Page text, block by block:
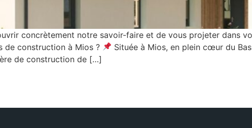
concrètement notre savoir-faire et de vous projeter dans
de construction à Mios ?
Située à Mios, en plein cœur du
de construction de […]